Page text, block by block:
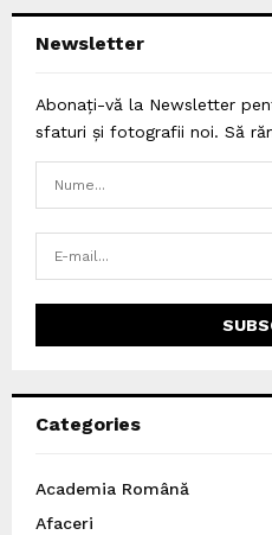
Newsletter
Abonați-vă la Newsletter
sfaturi și fotografii noi. Să
Categories
Academia Română
Afaceri